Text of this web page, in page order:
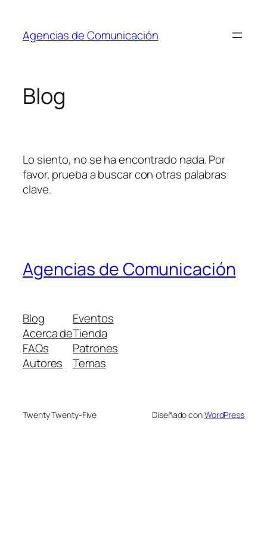
contenido
Agencias de Comunicación
Blog
Lo siento, no se ha encontrado nada. Por
favor, prueba a buscar con otras palabras
clave.
Agencias de Comunicación
Blog
Acerca de
FAQs
Autores
Eventos
Tienda
Patrones
Temas
Twenty Twenty-Five Diseñado conWordPress